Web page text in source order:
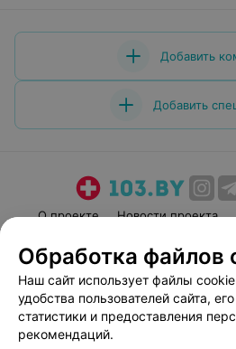
Добавить
Добавить
О проекте Новости проекта
Пользовательское соглашение
Вакансии
Написать
Обработка файлов
Наш сайт использует файлы
удобства пользователей сайта,
статистики и предоставления
рекомендаций.